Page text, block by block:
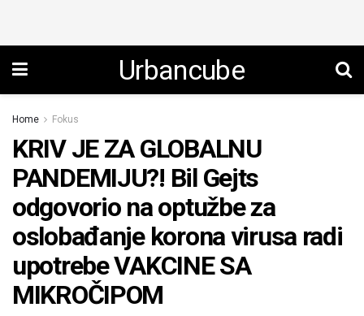
Urbancube
Home Fokus
KRIV JE ZA GLOBALNU
PANDEMIJU?! Bil Gejts
odgovorio na optužbe za
oslobađanje korona virusa radi
upotrebe VAKCINE SA
MIKROČIPOM